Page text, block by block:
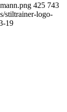
425 743
stiltrainer-logo-
19